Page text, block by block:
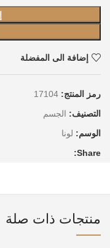
إضافة الى المفضلة
رمز المنتج: 17104
التصنيف: الجسم
الوسم: لونا
Share:
منتجات ذات صلة